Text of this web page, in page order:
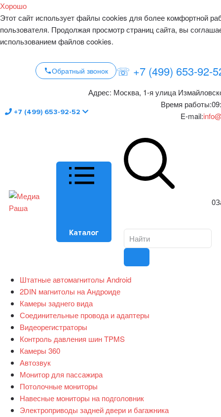
Хорошо
Этот сайт использует файлы cookies для более комфортной
пользователя. Продолжая просмотр страниц сайта, вы
использованием файлов cookies.
Обратный звонок ☏ +7 (499) 653-92-
+7 (499) 653-92-52
Адрес: Москва, 1-я улица
Время работы:
E-mail:
Каталог
0
Штатные автомагнитолы Android
2DIN магнитолы на Андроиде
Камеры заднего вида
Соединительные провода и адаптеры
Видеорегистраторы
Контроль давления шин TPMS
Камеры 360
Автозвук
Монитор для пассажира
Потолочные мониторы
Навесные мониторы на подголовник
Электроприводы задней двери и багажника